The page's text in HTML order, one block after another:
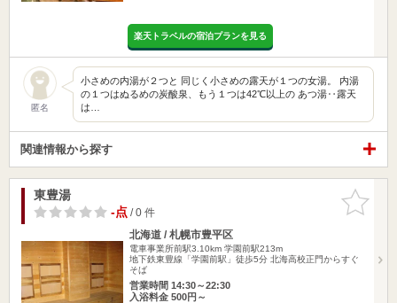
楽天トラベルの宿泊プランを見る
匿名
小さめの内湯が２つと 同じく小さめの露天が１つの女湯。 内湯
の１つはぬるめの炭酸泉、もう１つは42℃以上の あつ湯‥露天
は…
関連情報から探す
お気に入
りに追加
東豊湯
-点/ 0 件
北海道 / 札幌市豊平区
電車事業所前駅3.10km 学園前駅213m
地下鉄東豊線「学園前駅」徒歩5分 北海高校正門からすぐ
そば
営業時間 14:30～22:30
入浴料金 500円～